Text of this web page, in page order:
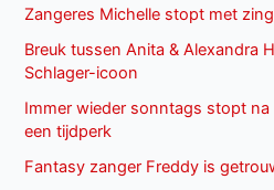
Zangeres Michelle stopt met
Breuk tussen Anita & Alexandra
Schlager-icoon
Immer wieder sonntags stopt
een tijdperk
Fantasy zanger Freddy is